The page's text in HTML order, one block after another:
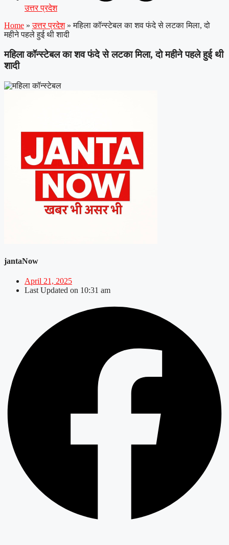
उत्तर प्रदेश
Home » उत्तर प्रदेश » महिला कॉन्स्टेबल का शव फंदे से लटका मिला, दो
महीने पहले हुई थी शादी
महिला कॉन्स्टेबल का शव फंदे से लटका मिला, दो महीने पहले हुई थी
शादी
jantaNow
April 21, 2025
Last Updated on 10:31 am